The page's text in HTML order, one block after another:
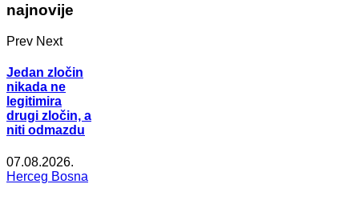
najnovije
Prev Next
Jedan zločin
nikada ne
legitimira
drugi zločin, a
niti odmazdu
07.08.2026.
Herceg Bosna